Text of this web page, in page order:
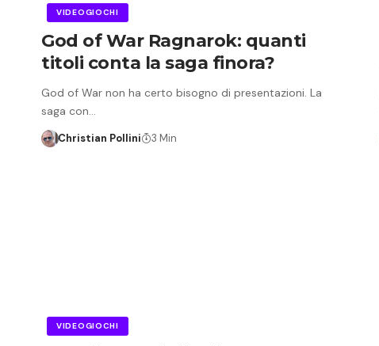
VIDEOGIOCHI
God of War Ragnarok: quanti
titoli conta la saga finora?
God of War non ha certo bisogno di presentazioni. La
saga con…
Christian Pollini 3 Min
VIDEOGIOCHI